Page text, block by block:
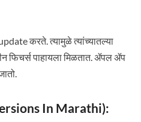
करते. त्यामुळे त्यांच्यातल्या
फिचर्स पाहायला मिळतात. ॲपल ॲप
In Marathi):